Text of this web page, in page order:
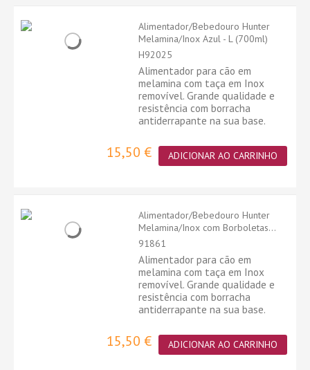
Alimentador/Bebedouro Hunter
Melamina/Inox Azul - L (700ml)
H92025
Alimentador para cão em
melamina com taça em Inox
removível. Grande qualidade e
resistência com borracha
antiderrapante na sua base.
15,50 € ADICIONAR AO CARRINHO
Alimentador/Bebedouro Hunter
Melamina/Inox com Borboletas...
91861
Alimentador para cão em
melamina com taça em Inox
removível. Grande qualidade e
resistência com borracha
antiderrapante na sua base.
15,50 € ADICIONAR AO CARRINHO